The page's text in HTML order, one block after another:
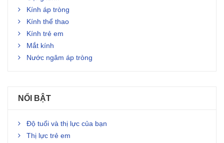
Kính áp tròng
Kính thể thao
Kính trẻ em
Mắt kính
Nước ngâm áp tròng
NỔI BẬT
Độ tuổi và thị lực của bạn
Thị lực trẻ em